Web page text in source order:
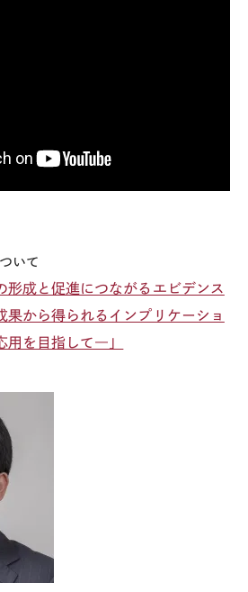
いて
形成と促進につながるエビデンス
から得られるインプリケーショ
用を目指して―」